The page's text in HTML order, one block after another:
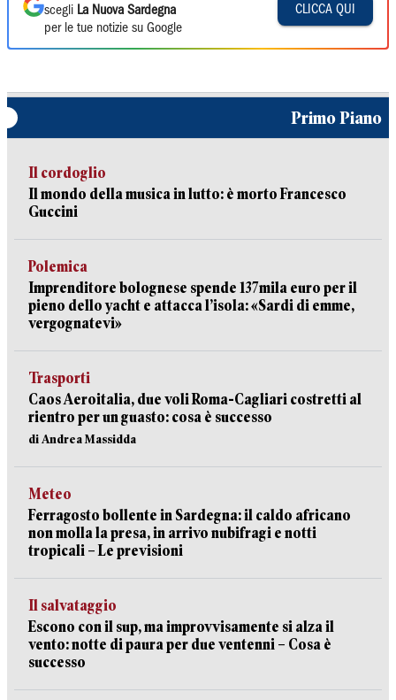
scegli La Nuova Sardegna
per le tue notizie su Google
CLICCA QUI
Primo Piano
Il cordoglio
Il mondo della musica in lutto: è morto Francesco
Guccini
Polemica
Imprenditore bolognese spende 137mila euro per il
pieno dello yacht e attacca l’isola: «Sardi di emme,
vergognatevi»
Trasporti
Caos Aeroitalia, due voli Roma-Cagliari costretti al
rientro per un guasto: cosa è successo
di Andrea Massidda
Meteo
Ferragosto bollente in Sardegna: il caldo africano
non molla la presa, in arrivo nubifragi e notti
tropicali – Le previsioni
Il salvataggio
Escono con il sup, ma improvvisamente si alza il
vento: notte di paura per due ventenni – Cosa è
successo